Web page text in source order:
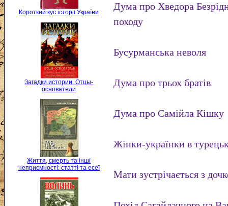
Короткий кус історії України
Загадки истории. Отцы-
основатели
Життя, смерть та інші
неприємності: статті та есеї
Дума про Хведора
походу
Бусурманська неволя
Дума про трьох братів
Дума про Самійла Кішку
Жінки-українки в
Мати зустрічається з